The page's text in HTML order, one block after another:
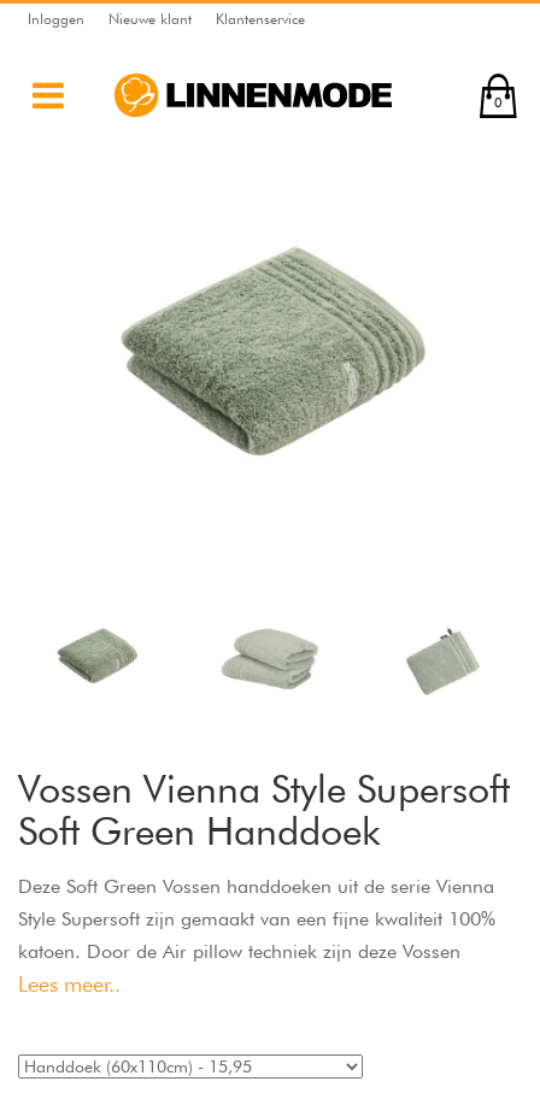
Inloggen Nieuwe klant Klantenservice
0
Vossen Vienna Style Supersoft
Soft Green Handdoek
Deze Soft Green Vossen handdoeken uit de serie Vienna
Style Supersoft zijn gemaakt van een fijne kwaliteit 100%
katoen. Door de Air pillow techniek zijn deze Vossen
handdoeken extra vol en lekker zacht. Het klassieke design
handdoeken. De hoge kwaliteit en absorptievermogen
geven een bijzonder aangenaam en luchtig gevoel aan de
Lees meer..